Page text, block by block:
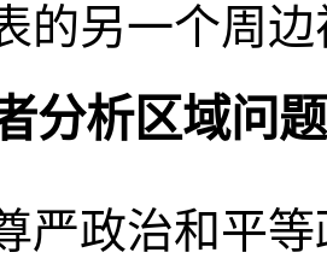
的另一个周
分析区域问题
严政治和平